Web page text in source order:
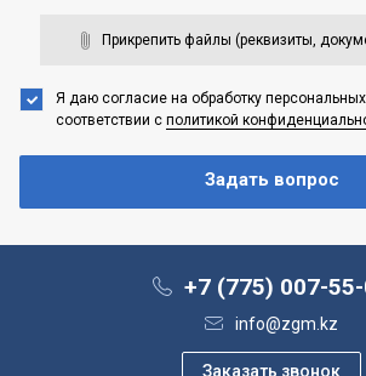
Прикрепить файлы (реквизиты,
Я даю согласие на обработку
соответствии с политикой
+7 (775) 007-55-
info@zgm.kz